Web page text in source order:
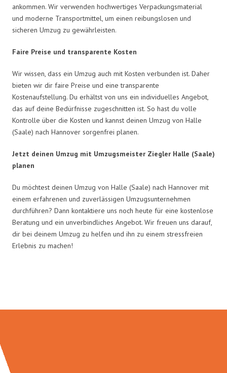
ankommen. Wir verwenden hochwertiges Verpackungsmaterial
und moderne Transportmittel, um einen reibungslosen und
sicheren Umzug zu gewährleisten.
Faire Preise und transparente Kosten
Wir wissen, dass ein Umzug auch mit Kosten verbunden ist. Daher
bieten wir dir faire Preise und eine transparente
Kostenaufstellung. Du erhältst von uns ein individuelles Angebot,
das auf deine Bedürfnisse zugeschnitten ist. So hast du volle
Kontrolle über die Kosten und kannst deinen Umzug von Halle
(Saale) nach Hannover sorgenfrei planen.
Jetzt deinen Umzug mit Umzugsmeister Ziegler Halle (Saale)
planen
Du möchtest deinen Umzug von Halle (Saale) nach Hannover mit
einem erfahrenen und zuverlässigen Umzugsunternehmen
durchführen? Dann kontaktiere uns noch heute für eine kostenlose
Beratung und ein unverbindliches Angebot. Wir freuen uns darauf,
dir bei deinem Umzug zu helfen und ihn zu einem stressfreien
Erlebnis zu machen!